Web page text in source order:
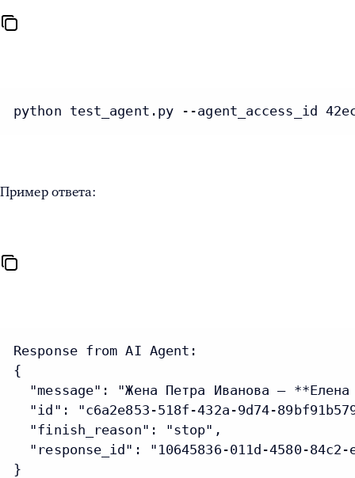
python test_agent.py --agent_access_id
Пример ответа:
Response from AI Agent:
{
"message": "Жена Петра Иванова —
"id": "c6a2e853-518f-432a-9d74-
  "finish_reason": "stop",
"response_id": "10645836-011d-4580-84c2-